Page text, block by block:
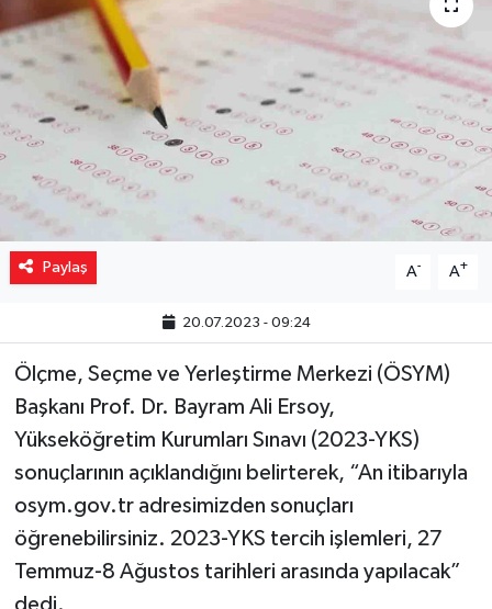
Paylaş A- A+
20.07.2023 - 09:24
Ölçme, Seçme ve Yerleştirme Merkezi (ÖSYM)
Başkanı Prof. Dr. Bayram Ali Ersoy,
Yükseköğretim Kurumları Sınavı (2023-YKS)
sonuçlarının açıklandığını belirterek, “An itibarıyla
osym.gov.tr adresimizden sonuçları
öğrenebilirsiniz. 2023-YKS tercih işlemleri, 27
Temmuz-8 Ağustos tarihleri arasında yapılacak”
dedi.
Resmi ilanlar